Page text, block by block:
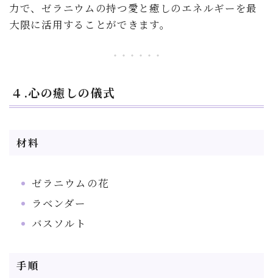
力で、ゼラニウムの持つ愛と癒しのエネルギーを最
大限に活用することができます。
４.心の癒しの儀式
材料
ゼラニウムの花
ラベンダー
バスソルト
手順